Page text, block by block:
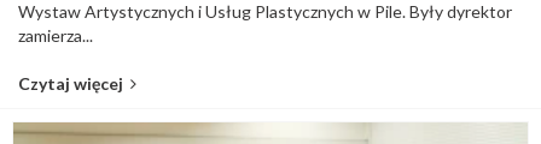
Wystaw Artystycznych i Usług Plastycznych w Pile. Były dyrektor
zamierza...
Czytaj więcej